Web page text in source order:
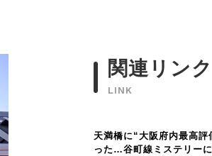
関連リンク
LINK
天満橋に“大阪府内最高評
った…谷町線ミステリー